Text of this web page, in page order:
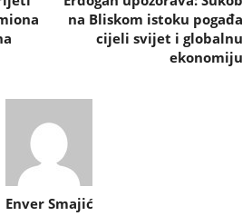
na Bliskom istoku pogađa
cijeli svijet i globalnu
ekonomiju
Enver Smajić